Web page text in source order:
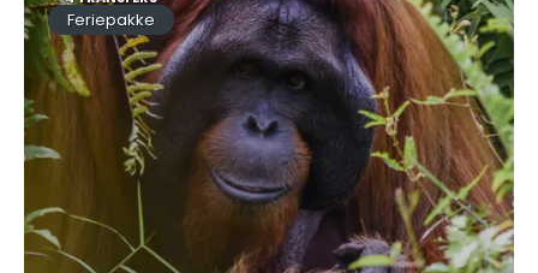
Feriepakke